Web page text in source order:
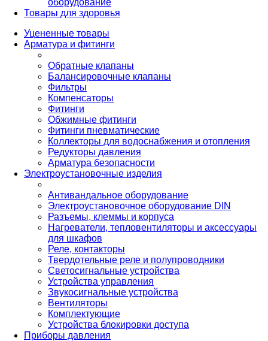
Товары для здоровья
Уцененные товары
Арматура и фитинги
Обратные клапаны
Балансировочные клапаны
Фильтры
Компенсаторы
Фитинги
Обжимные фитинги
Фитинги пневматические
Коллекторы для водоснабжения и отопления
Редукторы давления
Арматура безопасности
Электроустановочные изделия
Антивандальное оборудование
Электроустановочное оборудование DIN
Разъемы, клеммы и корпуса
Нагреватели, тепловентиляторы и аксессуары
для шкафов
Реле, контакторы
Твердотельные реле и полупроводники
Светосигнальные устройства
Устройства управления
Звукосигнальные устройства
Вентиляторы
Комплектующие
Устройства блокировки доступа
Приборы давления